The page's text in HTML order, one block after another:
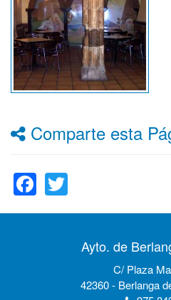
Comparte esta
Facebook
Ayto. de
C/ Plaza
42360 - Berlanga